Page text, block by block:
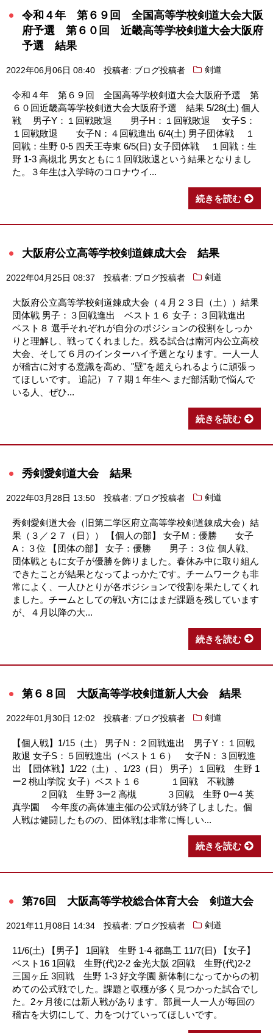
令和４年 第６９回 全国高等学校剣道大会大阪
府予選 第６０回 近畿高等学校剣道大会大阪府
予選 結果
2022年06月06日 08:40 投稿者: ブログ投稿者 剣道
令和４年 第６９回 全国高等学校剣道大会大阪府予選 第
６０回近畿高等学校剣道大会大阪府予選 結果 5/28(土) 個人
戦 男子Y：１回戦敗退 男子H：１回戦敗退 女子S：
１回戦敗退 女子N：４回戦進出 6/4(土) 男子団体戦 １
回戦：生野 0-5 四天王寺東 6/5(日) 女子団体戦 １回戦：生
野 1-3 高槻北 男女ともに１回戦敗退という結果となりまし
た。３年生は入学時のコロナウイ...
続きを読む
大阪府公立高等学校剣道錬成大会 結果
2022年04月25日 08:37 投稿者: ブログ投稿者 剣道
大阪府公立高等学校剣道錬成大会（４月２３日（土））結果
団体戦 男子：３回戦進出 ベスト１６ 女子：３回戦進出
ベスト８ 選手それぞれが自分のポジションの役割をしっか
りと理解し、戦ってくれました。残る試合は南河内公立高校
大会、そして６月のインターハイ予選となります。一人一人
が稽古に対する意識を高め、"壁"を超えられるように頑張っ
てほしいです。 追記）７７期１年生へ まだ部活動で悩んで
いる人、ぜひ...
続きを読む
秀剣愛剣道大会 結果
2022年03月28日 13:50 投稿者: ブログ投稿者 剣道
秀剣愛剣道大会（旧第二学区府立高等学校剣道錬成大会）結
果（３／２７（日）） 【個人の部】 女子M：優勝 女子
A：３位 【団体の部】 女子：優勝 男子：３位 個人戦、
団体戦ともに女子が優勝を飾りました。春休み中に取り組ん
できたことが結果となってよっかたです。チームワークも非
常によく、一人ひとりが各ポジションで役割を果たしてくれ
ました。チームとしての戦い方にはまだ課題を残しています
が、４月以降の大...
続きを読む
第６８回 大阪高等学校剣道新人大会 結果
2022年01月30日 12:02 投稿者: ブログ投稿者 剣道
【個人戦】1/15（土） 男子N：２回戦進出 男子Y：１回戦
敗退 女子S：５回戦進出（ベスト１６） 女子N：３回戦進
出 【団体戦】1/22（土）、1/23（日） 男子）１回戦 生野 1
ー2 桃山学院 女子）ベスト１６ １回戦 不戦勝
２回戦 生野 3ー2 高槻 ３回戦 生野 0ー4 英
真学園 今年度の高体連主催の公式戦が終了しました。個
人戦は健闘したものの、団体戦は非常に悔しい...
続きを読む
第76回 大阪高等学校総合体育大会 剣道大会
2021年11月08日 14:34 投稿者: ブログ投稿者 剣道
11/6(土) 【男子】 1回戦 生野 1-4 都島工 11/7(日) 【女子】
ベスト16 1回戦 生野(代)2-2 金光大阪 2回戦 生野(代)2-2
三国ヶ丘 3回戦 生野 1-3 好文学園 新体制になってからの初
めての公式戦でした。課題と収穫が多く見つかった試合でし
た。2ヶ月後には新人戦があります。部員一人一人が毎回の
稽古を大切にして、力をつけていってほしいです。